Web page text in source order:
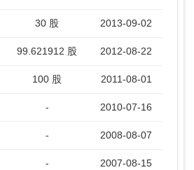
30 股 2013-09-02
99.621912 股 2012-08-22
100 股 2011-08-01
- 2010-07-16
- 2008-08-07
- 2007-08-15